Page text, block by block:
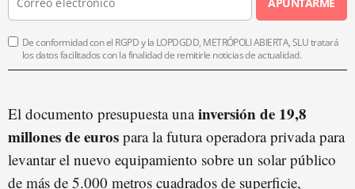
De conformidad con el RGPD y la LOPDGDD, METRÓPOLI ABIERTA, SLU tratará
los datos facilitados con la finalidad de remitirle noticias de actualidad.
El documento presupuesta unainversión de 19,8
millones de euros para la futura operadora privada para
levantar el nuevo equipamiento sobre un solar público
de más de 5.000 metros cuadrados de superficie,